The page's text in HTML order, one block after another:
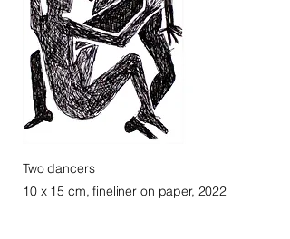
Two dancers
10 x 15 cm, fineliner on paper, 2022